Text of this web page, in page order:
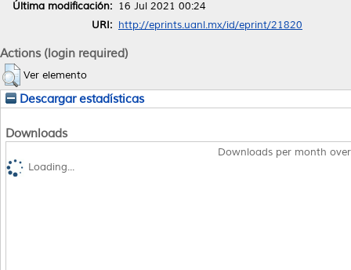
Última modificación: 16 Jul 2021 00:24
URI: http://eprints.uanl.mx/id/eprint/21820
Actions (login required)
Ver elemento
Descargar estadísticas
Downloads
Downloads per month
Loading...